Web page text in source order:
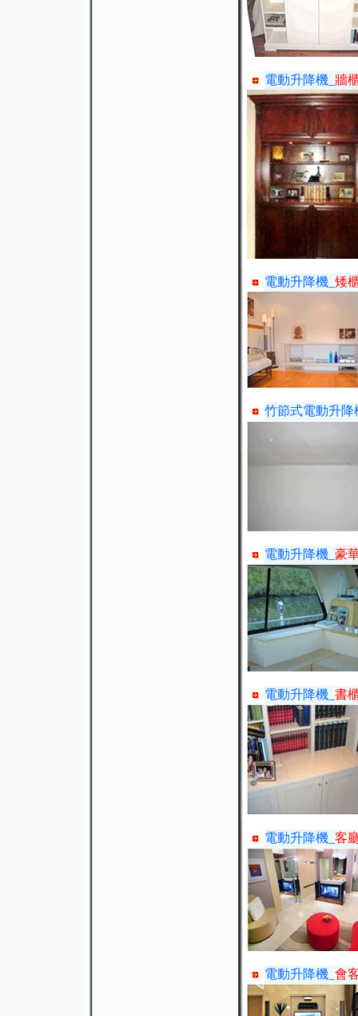
電動升降機_ 牆
電動升降機_ 矮
竹節式電動升降
電動升降機_ 豪
電動升降機_ 書
電動升降機_ 客
電動升降機_ 會